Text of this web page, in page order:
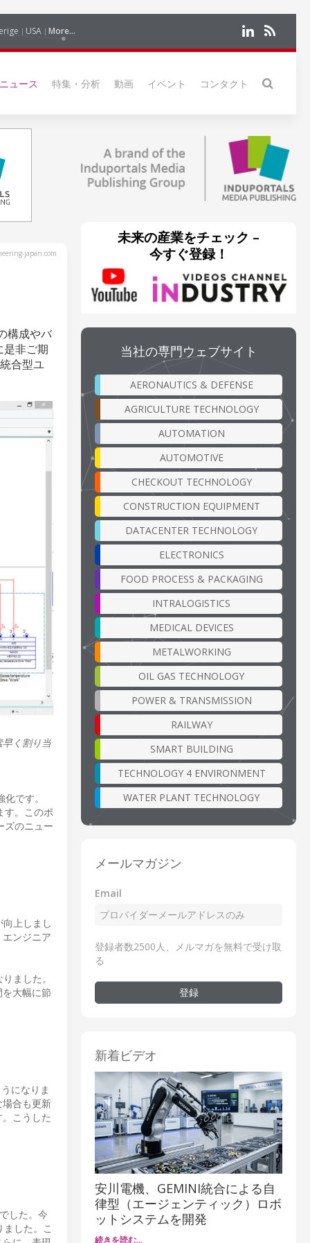
USA More...
ニュース 特集・分析 動画 イベント コンタクト
japan.com
構成やバ
是非ご期
合型ユ
く割り当
です。
す。このポ
ズのニュー
上しまし
ンジニア
ました。
大幅に節
になりま
合も更新
こうした
した。今
した。こ
未来の産業をチェック –
今すぐ登録！
当社の専門ウェブサイト
AERONAUTICS & DEFENSE
AGRICULTURE TECHNOLOGY
AUTOMATION
AUTOMOTIVE
CHECKOUT TECHNOLOGY
CONSTRUCTION EQUIPMENT
DATACENTER TECHNOLOGY
ELECTRONICS
FOOD PROCESS & PACKAGING
INTRALOGISTICS
MEDICAL DEVICES
METALWORKING
OIL GAS TECHNOLOGY
POWER & TRANSMISSION
RAILWAY
SMART BUILDING
TECHNOLOGY 4 ENVIRONMENT
WATER PLANT TECHNOLOGY
メールマガジン
Email
登録者数2500人、メルマガを無料で受け取
る
登録
新着ビデオ
安川電機、GEMINI統合による自
律型（エージェンティック）ロボ
ットシステムを開発
続きを読む…